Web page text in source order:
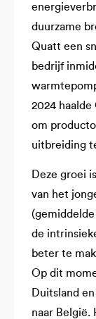
duurzame
Quatt een
bedrijf
2024
om
uitbreiding
Deze groei
van het
de
beter te
Op dit
Duitsland
naar België.